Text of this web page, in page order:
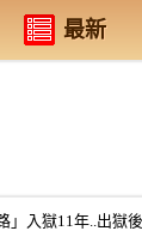
最新
」入獄11年..出獄